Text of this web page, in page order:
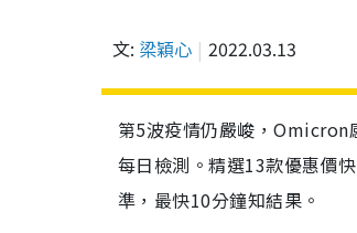
文: 梁穎心 2022.03.13
第5波疫情仍嚴峻，Omicron
每日檢測。精選13款優惠價
準，最快10分鐘知結果。